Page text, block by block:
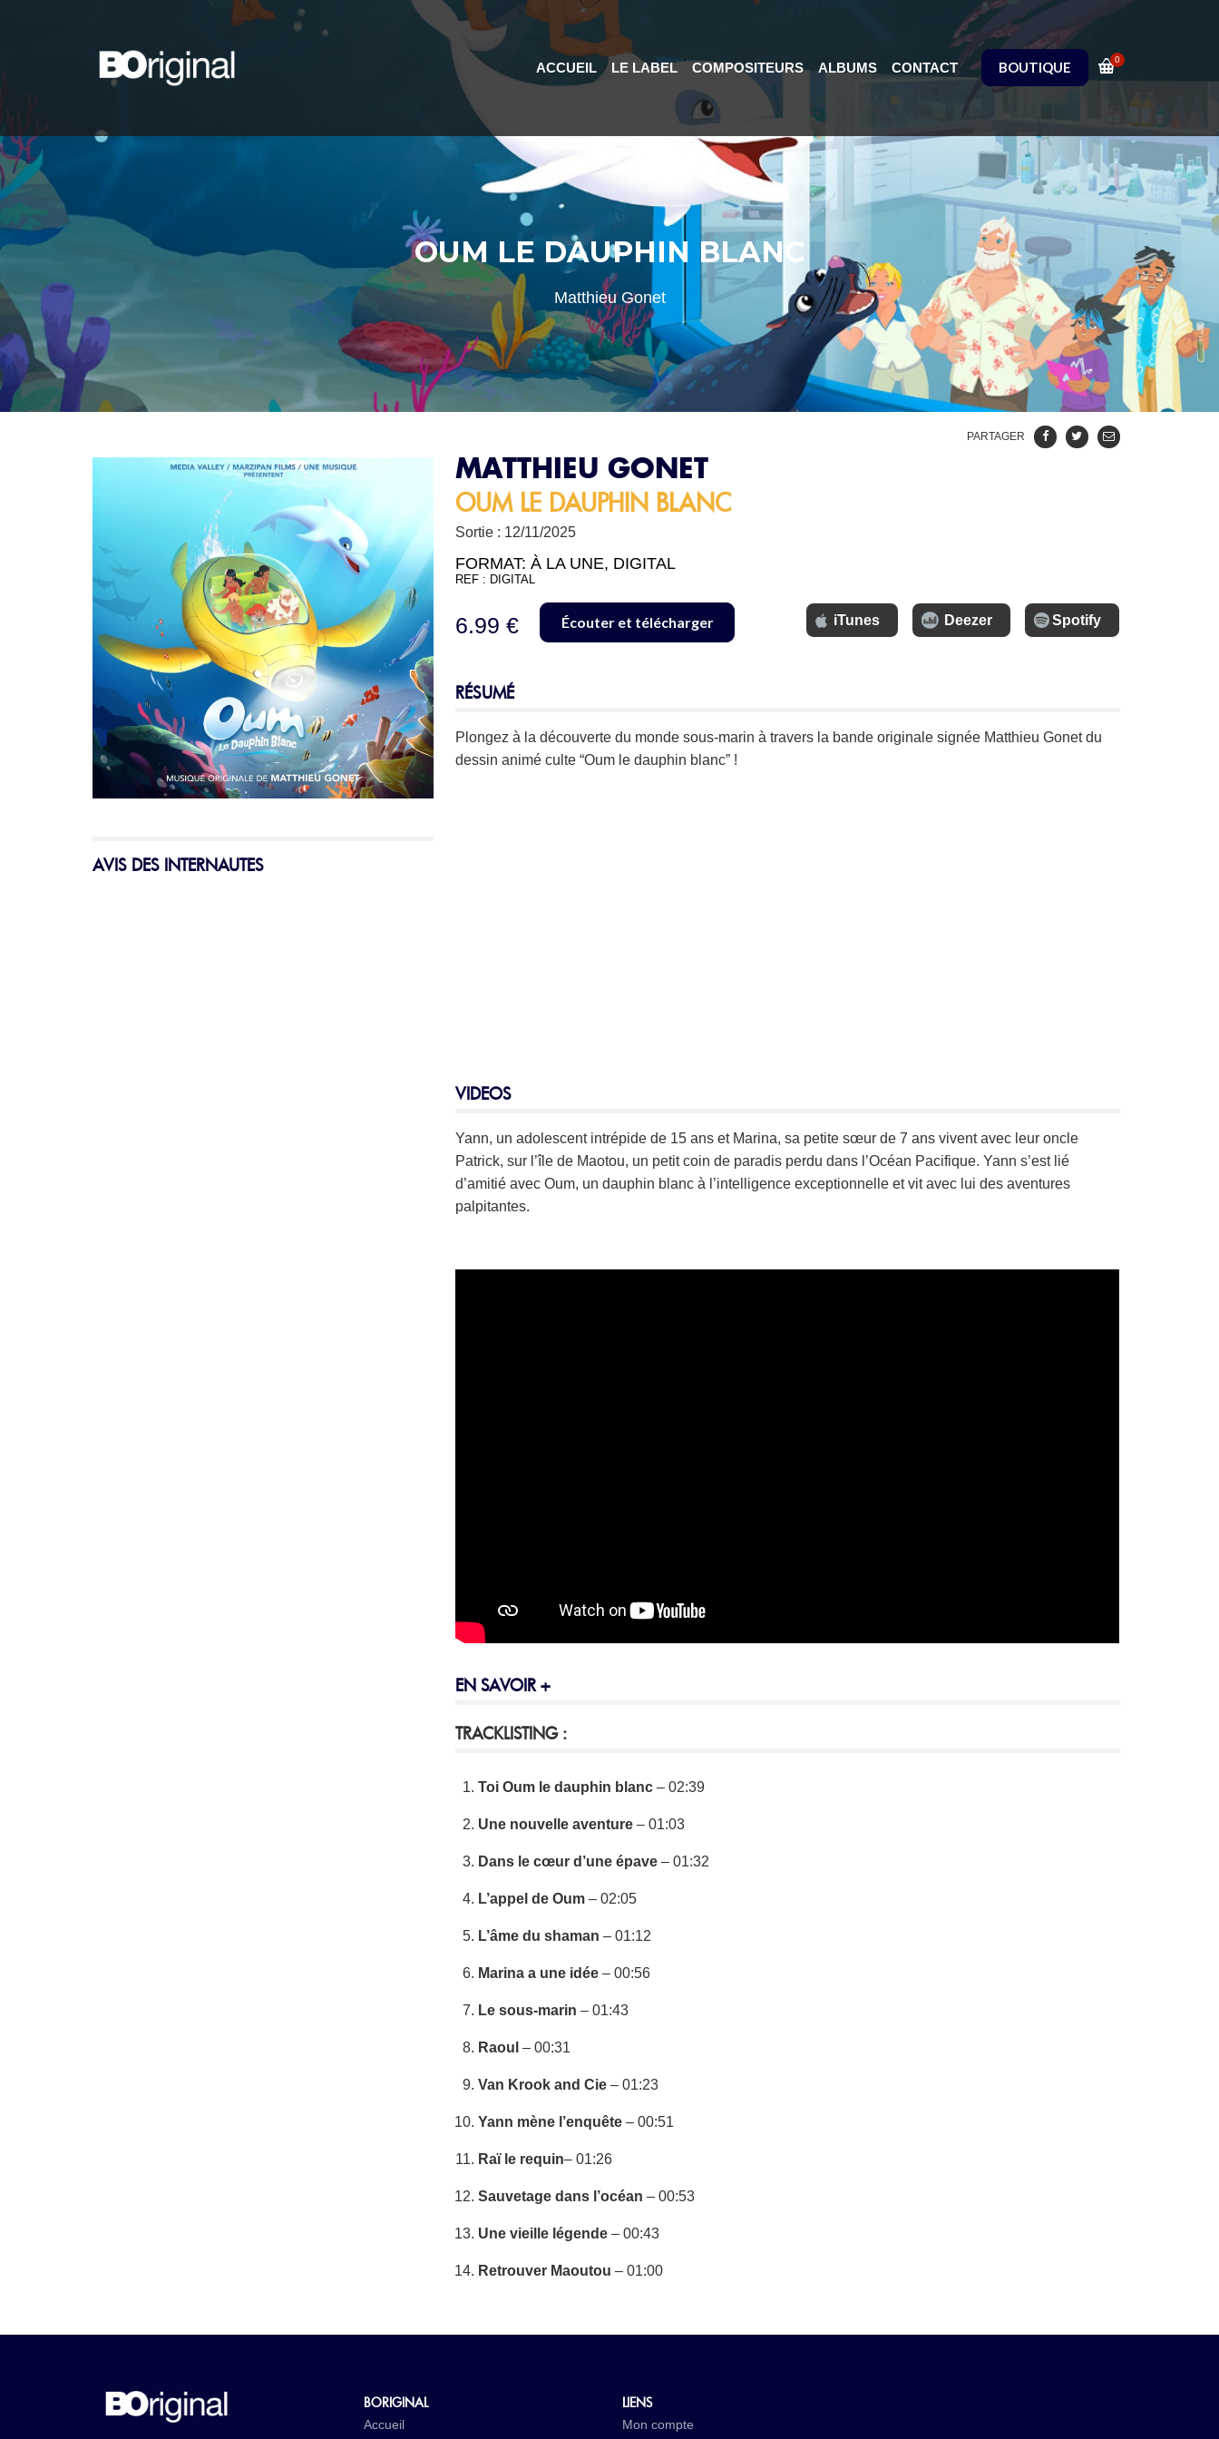
ACCUEIL LE LABEL COMPOSITEURS ALBUMS CONTACT BOUTIQUE 0
OUM LE DAUPHIN BLANC
Matthieu Gonet
AVIS DES INTERNAUTES
PARTAGER
MATTHIEU GONET
OUM LE DAUPHIN BLANC
Sortie : 12/11/2025
FORMAT:À LA UNE, DIGITAL
REF : DIGITAL
6.99 € Écouter et télécharger iTunes Deezer Spotify
RÉSUMÉ
Plongez à la découverte du monde sous-marin à travers la bande originale signée Matthieu Gonet du
dessin animé culte “Oum le dauphin blanc” !
VIDEOS
Yann, un adolescent intrépide de 15 ans et Marina, sa petite sœur de 7 ans vivent avec leur oncle
Patrick, sur l’île de Maotou, un petit coin de paradis perdu dans l’Océan Pacifique. Yann s’est lié
d’amitié avec Oum, un dauphin blanc à l’intelligence exceptionnelle et vit avec lui des aventures
palpitantes.
EN SAVOIR +
TRACKLISTING :
Toi Oum le dauphin blanc – 02:39
Une nouvelle aventure – 01:03
Dans le cœur d’une épave – 01:32
L’appel de Oum – 02:05
L’âme du shaman – 01:12
Marina a une idée– 00:56
Le sous-marin – 01:43
Raoul– 00:31
Van Krook and Cie – 01:23
Yann mène l’enquête – 00:51
Raï le requin– 01:26
Sauvetage dans l’océan – 00:53
Une vieille légende – 00:43
Retrouver Maoutou – 01:00
BORIGINAL
Accueil
LIENS
Mon compte